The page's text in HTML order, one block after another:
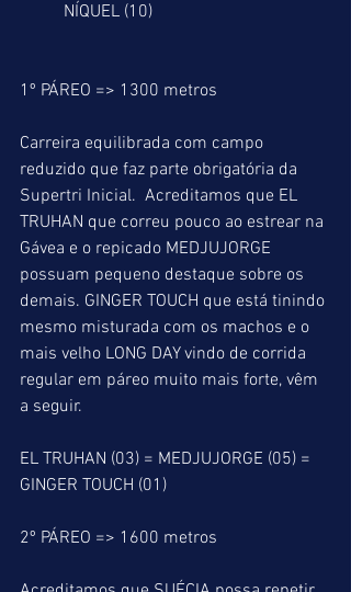
          NÍQUEL (10)
1º PÁREO => 1300 metros
Carreira equilibrada com campo
reduzido que faz parte obrigatória da
Supertri Inicial.  Acreditamos que EL
TRUHAN que correu pouco ao estrear na
Gávea e o repicado MEDJUJORGE
possuam pequeno destaque sobre os
demais. GINGER TOUCH que está tinindo
mesmo misturada com os machos e o
mais velho LONG DAY vindo de corrida
regular em páreo muito mais forte, vêm
a seguir.
EL TRUHAN (03) = MEDJUJORGE (05) =
GINGER TOUCH (01)
2º PÁREO => 1600 metros